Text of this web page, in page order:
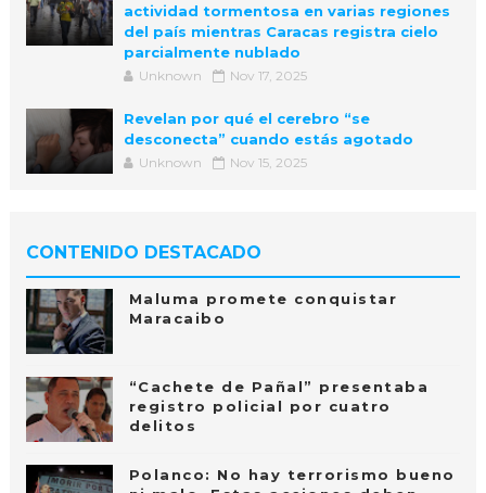
actividad tormentosa en varias regiones
del país mientras Caracas registra cielo
parcialmente nublado
Unknown Nov 17, 2025
Revelan por qué el cerebro “se
desconecta” cuando estás agotado
Unknown Nov 15, 2025
CONTENIDO DESTACADO
Maluma promete conquistar
Maracaibo
“Cachete de Pañal” presentaba
registro policial por cuatro
delitos
Polanco: No hay terrorismo bueno